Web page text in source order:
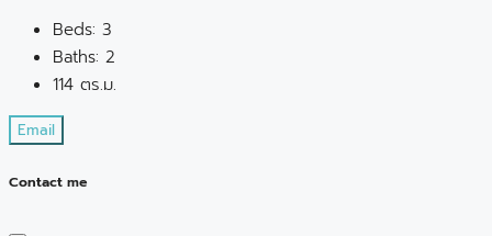
Beds: 3
Baths: 2
114 ตร.ม.
Email
Contact me